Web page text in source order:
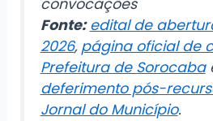
convocações
Fonte: edital de
2026, página oficial de
Prefeitura de Sorocaba
deferimento pós-
Jornal do Município.